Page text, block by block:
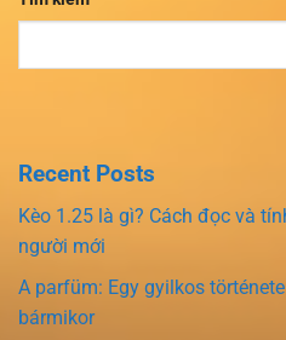
Recent Posts
Kèo 1.25 là gì? Cách đọc và
người mới
A parfüm: Egy gyilkos
bármikor